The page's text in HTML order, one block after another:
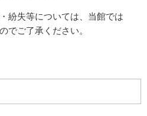
紛失等については、当館では
でご了承ください。